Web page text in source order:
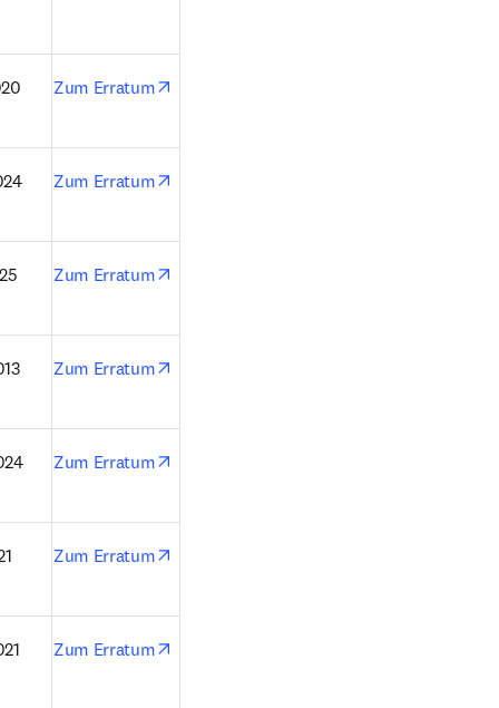
Zum Erratum
Zum Erratum
Zum Erratum
Zum Erratum
Zum Erratum
Zum Erratum
Zum Erratum